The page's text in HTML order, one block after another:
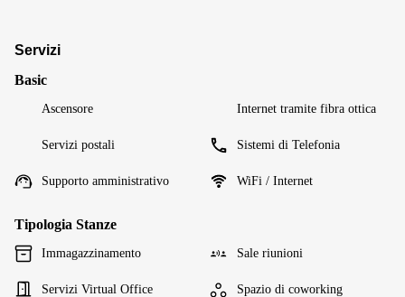
Servizi
Basic
Ascensore Internet tramite fibra ottica
Servizi postali Sistemi di Telefonia
Supporto amministrativo WiFi / Internet
Tipologia Stanze
Immagazzinamento Sale riunioni
Servizi Virtual Office Spazio di coworking